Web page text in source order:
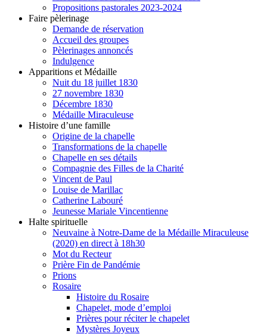
Propositions pastorales 2023-2024
Faire pèlerinage
Demande de réservation
Accueil des groupes
Pèlerinages annoncés
Indulgence
Apparitions et Médaille
Nuit du 18 juillet 1830
27 novembre 1830
Décembre 1830
Médaille Miraculeuse
Histoire d’une famille
Origine de la chapelle
Transformations de la chapelle
Chapelle en ses détails
Compagnie des Filles de la Charité
Vincent de Paul
Louise de Marillac
Catherine Labouré
Jeunesse Mariale Vincentienne
Halte spirituelle
Neuvaine à Notre-Dame de la Médaille Miraculeuse
(2020) en direct à 18h30
Mot du Recteur
Prière Fin de Pandémie
Prions
Rosaire
Histoire du Rosaire
Chapelet, mode d’emploi
Prières pour réciter le chapelet
Mystères Joyeux